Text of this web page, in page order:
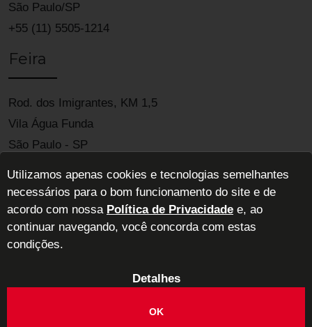
São Paulo/SP
+55 (11) 5505-1214
Feira
Rod. dos Imigrantes, KM 1,5
Vila Água Funda
São Paulo - SP
ABIMAD - Associação Brasileira das Indústrias de Móveis de Alta
Utilizamos apenas cookies e tecnologias semelhantes
necessários para o bom funcionamento do site e de
acordo com nossa Política de Privacidade e, ao
continuar navegando, você concorda com estas
condições.
Detalhes
OK